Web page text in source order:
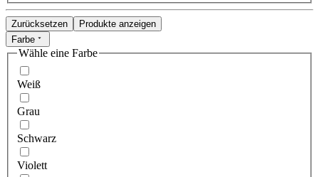
Zurücksetzen
Produkte anzeigen
Farbe
Wähle eine Farbe
Weiß
Grau
Schwarz
Violett